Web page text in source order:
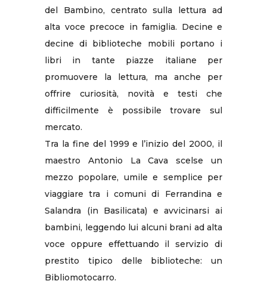
del Bambino, centrato sulla lettura ad
alta voce precoce in famiglia. Decine e
decine di biblioteche mobili portano i
libri in tante piazze italiane per
promuovere la lettura, ma anche per
offrire curiosità, novità e testi che
difficilmente è possibile trovare sul
mercato.
Tra la fine del 1999 e l’inizio del 2000, il
maestro Antonio La Cava scelse un
mezzo popolare, umile e semplice per
viaggiare tra i comuni di Ferrandina e
Salandra (in Basilicata) e avvicinarsi ai
bambini, leggendo lui alcuni brani ad alta
voce oppure effettuando il servizio di
prestito tipico delle biblioteche: un
Bibliomotocarro.